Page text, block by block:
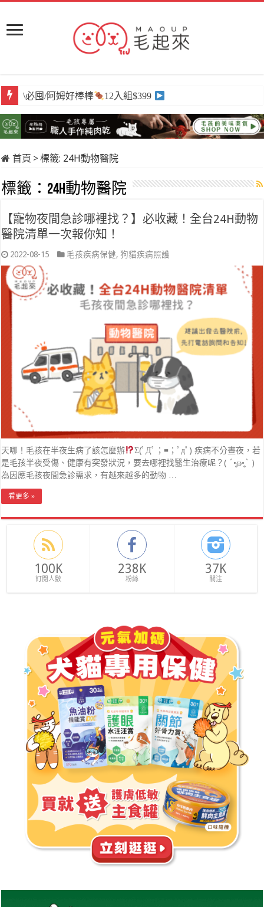
\必囤/阿姆好棒棒 12入組$399
首頁 > 標籤: 24H動物醫院
標籤： 24H動物醫院
【寵物夜間急診哪裡找？】必收藏！全台24H動物
醫院清單一次報你知！
2022-08-15 毛孩疾病保健,狗貓疾病照護
天哪！毛孩在半夜生病了該怎麼辦
Σ(ﾟДﾟ；≡；ﾟдﾟ) 疾病不分晝夜，若
是毛孩半夜受傷、健康有突發狀況，要去哪裡找醫生治療呢？( ´•̥̥̥ω•̥̥̥` )
為因應毛孩夜間急診需求，有越來越多的動物 …
看更多 »
100K
訂閱人數
238K
粉絲
37K
關注